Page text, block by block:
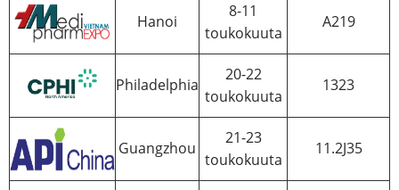
Hanoi
8-11
toukokuuta
A219
Philadelphia
20-22
toukokuuta
1323
Guangzhou
21-23
toukokuuta
11.2J35